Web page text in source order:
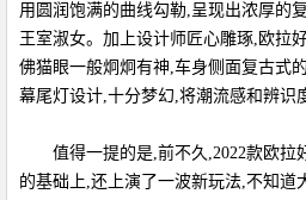
用圆润饱满的曲线勾勒,呈现出浓厚的
王室淑女。加上设计师匠心雕琢,欧拉
佛猫眼一般炯炯有神,车身侧面复古式
幕尾灯设计,十分梦幻,将潮流感和辨识
值得一提的是,前不久,2022款欧拉
的基础上,还上演了一波新玩法,不知道